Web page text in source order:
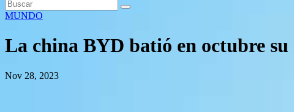
MUNDO
La china BYD batió en octubre su
Nov 28, 2023